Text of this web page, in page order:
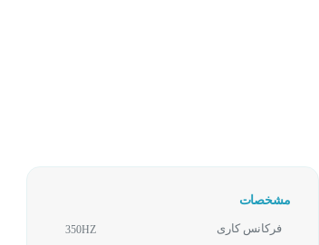
مشخصات
فرکانس کاری 350HZ